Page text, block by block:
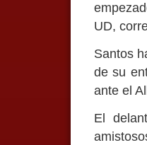
UD,
Santos
de su
ante el
El